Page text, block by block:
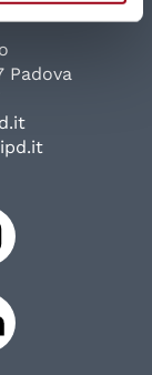
Padova